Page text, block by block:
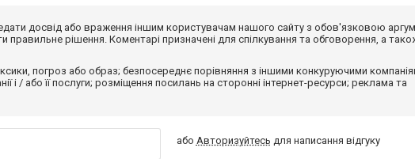
досвід або враження іншим користувачам нашого сайту з обов'язковою
рішення. Коментарі призначені для спілкування та обговорення, а
погроз або образ; безпосереднє порівняння з іншими конкуруючими
і / або її послуги; розміщення посилань на сторонні інтернет-ресурси; реклама та
або Авторизуйтесь для написання відгуку